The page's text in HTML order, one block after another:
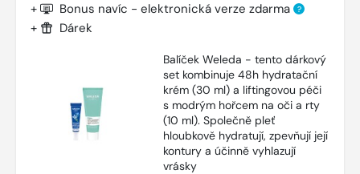
+ Bonus navíc - elektronická verze zdarma ?
+ Dárek
Balíček Weleda - tento dárkový
set kombinuje 48h hydratační
krém (30 ml) a liftingovou péči
s modrým hořcem na oči a rty
(10 ml). Společně pleť
hloubkově hydratují, zpevňují její
kontury a účinně vyhlazují
vrásky